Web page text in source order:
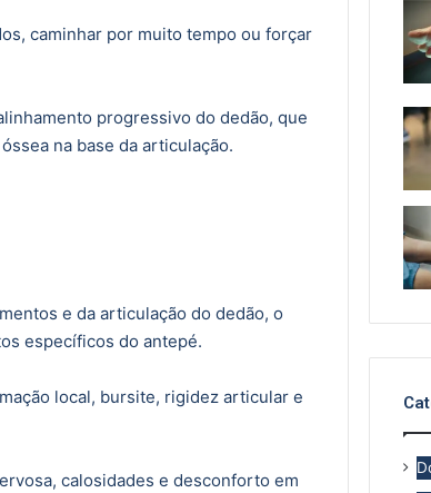
caminhar por muito tempo ou forçar
progressivo do dedão, que
na base da articulação.
e da articulação do dedão, o
específicos do antepé.
local, bursite, rigidez articular e
calosidades e desconforto em